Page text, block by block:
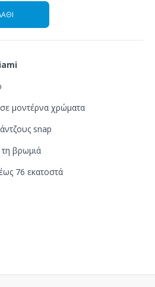
σε μοντέρνα χρώματα
snap
τη βρωμιά
76 εκατοστά